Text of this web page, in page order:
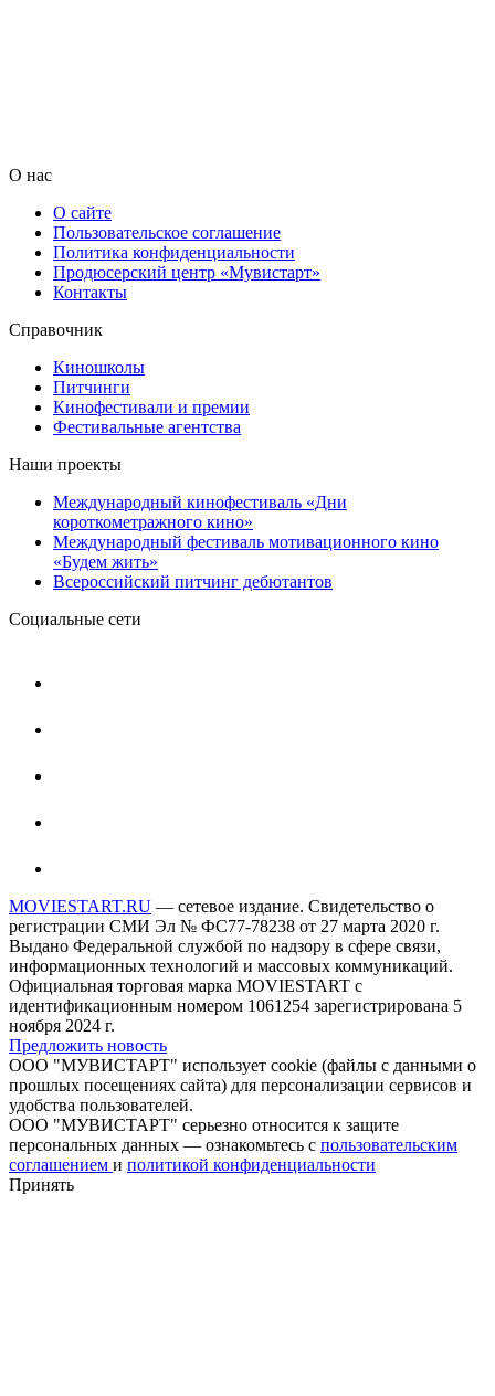
О нас
О сайте
Пользовательское соглашение
Политика конфиденциальности
Продюсерский центр «Мувистарт»
Контакты
Справочник
Киношколы
Питчинги
Кинофестивали и премии
Фестивальные агентства
Наши проекты
Международный кинофестиваль «Дни
короткометражного кино»
Международный фестиваль мотивационного кино
«Будем жить»
Всероссийский питчинг дебютантов
Социальные сети
MOVIESTART.RU — сетевое издание. Свидетельство о
регистрации СМИ Эл № ФС77-78238 от 27 марта 2020 г.
Выдано Федеральной службой по надзору в сфере связи,
информационных технологий и массовых коммуникаций.
Официальная торговая марка MOVIESTART с
идентификационным номером 1061254 зарегистрирована 5
ноября 2024 г.
Предложить новость
ООО "МУВИСТАРТ" использует cookie (файлы с данными о
прошлых посещениях сайта) для персонализации сервисов и
удобства пользователей.
ООО "МУВИСТАРТ" серьезно относится к защите
персональных данных — ознакомьтесь с пользовательским
соглашением и политикой конфиденциальности
Принять